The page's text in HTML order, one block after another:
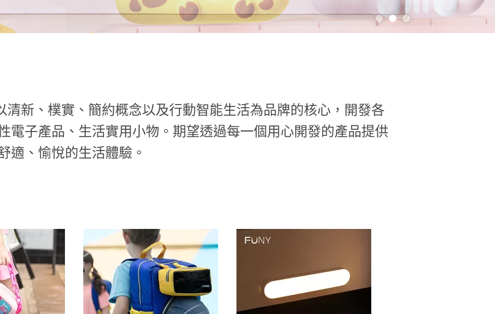
清新、樸實、簡約概念以及行動智能生活為品牌的核心，開發各
電子產品、生活實用小物。期望透過每一個用心開發的產品提供
適、愉悅的生活體驗。